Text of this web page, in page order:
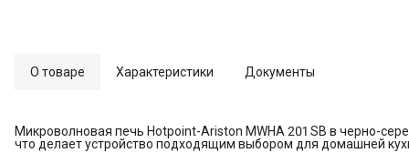
О товаре Характеристики Документы
Микроволновая печь Hotpoint-Ariston MWHA 201 SB в черно-
что делает устройство подходящим выбором для домашней